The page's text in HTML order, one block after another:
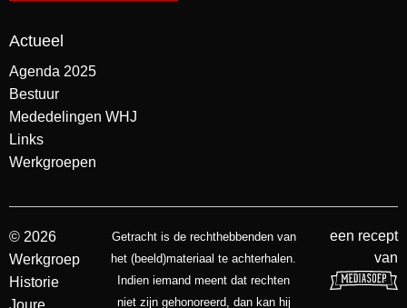
Actueel
Agenda 2025
Bestuur
Mededelingen WHJ
Links
Werkgroepen
© 2026
Werkgroep
Historie
Getracht is de rechthebbenden van
het (beeld)materiaal te achterhalen.
Indien iemand meent dat rechten
niet zijn gehonoreerd, dan kan hij
een recept
van